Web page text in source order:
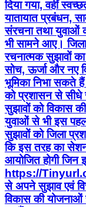
दिया गया, वहीं
यातायात प्रबंधन,
संरचना तथा युवाओं
भी सामने आए। जिला
रचनात्मक सुझावों
सोच, ऊर्जा और नए
भूमिका निभा सकते हैं।
को प्रशासन से सीधे
सुझावों को विकास
युवाओं से भी इस
सुझावों को जिला
कि इस तरह का सेशन
आयोजित होगी जिन
https://
से अपने सुझाव एवं
विकास की योजनाओं